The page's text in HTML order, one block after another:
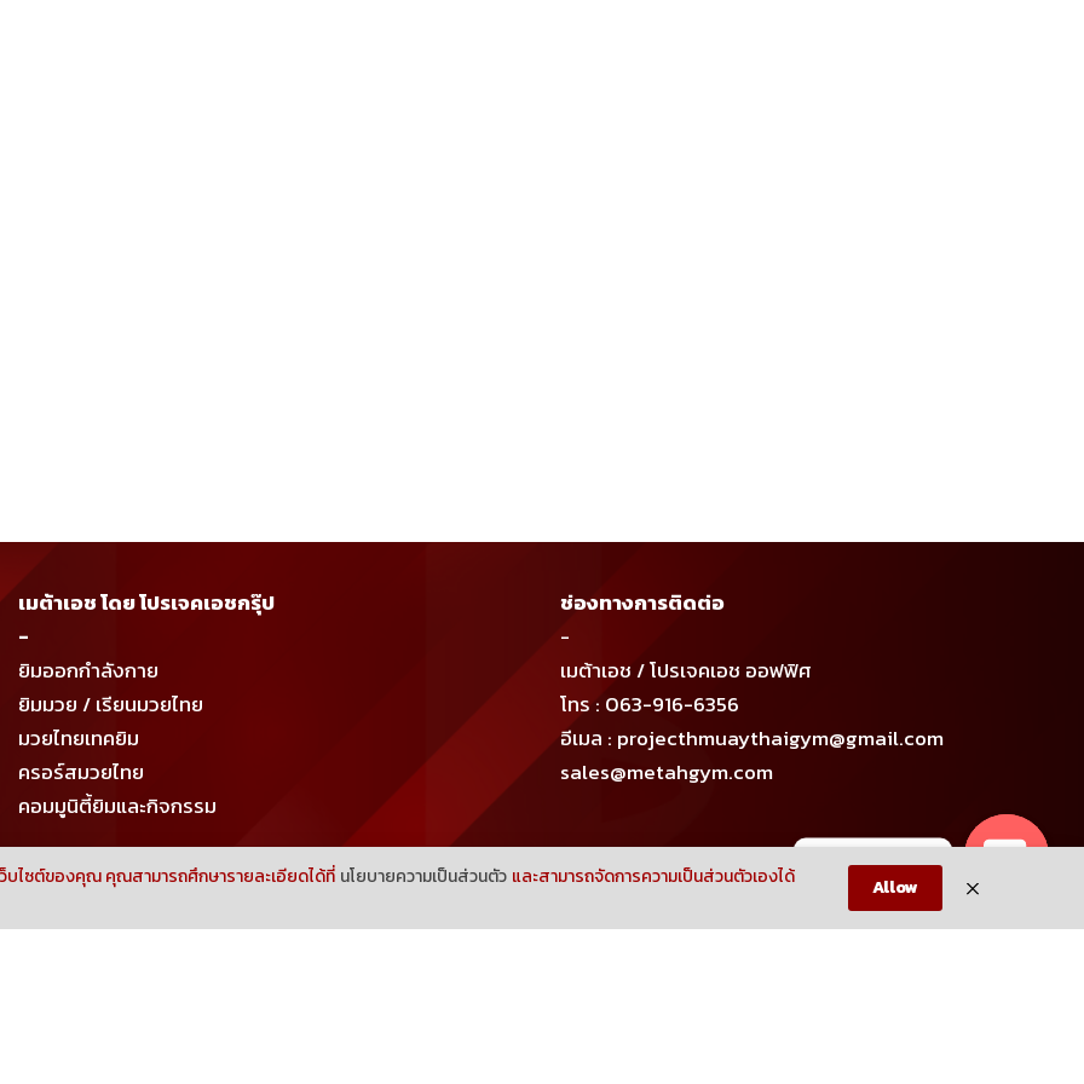
เมต้าเอช โดย โปรเจคเอชกรุ๊ป
-
ยิมออกกำลังกาย
ยิมมวย / เรียนมวยไทย
มวยไทยเทคยิม
ครอร์สมวยไทย
คอมมูนิตี้ยิมและกิจกรรม
ช่องทางการติดต่อ
-
เมต้าเอช / โปรเจคเอช ออฟฟิศ
โทร : 063-916-6356
อีเมล : projecthmuaythaigym@gmail.com
sales@metahgym.com
COPYRIGHT 2023 METAH BY PROJECT H GROUP CO.,LTD.
บไซต์ของคุณ คุณสามารถศึกษารายละเอียดได้ที่ นโยบายความเป็นส่วนตัว และสามารถจัดการความเป็นส่วนตัวเองได้
Allow
CONTACT US